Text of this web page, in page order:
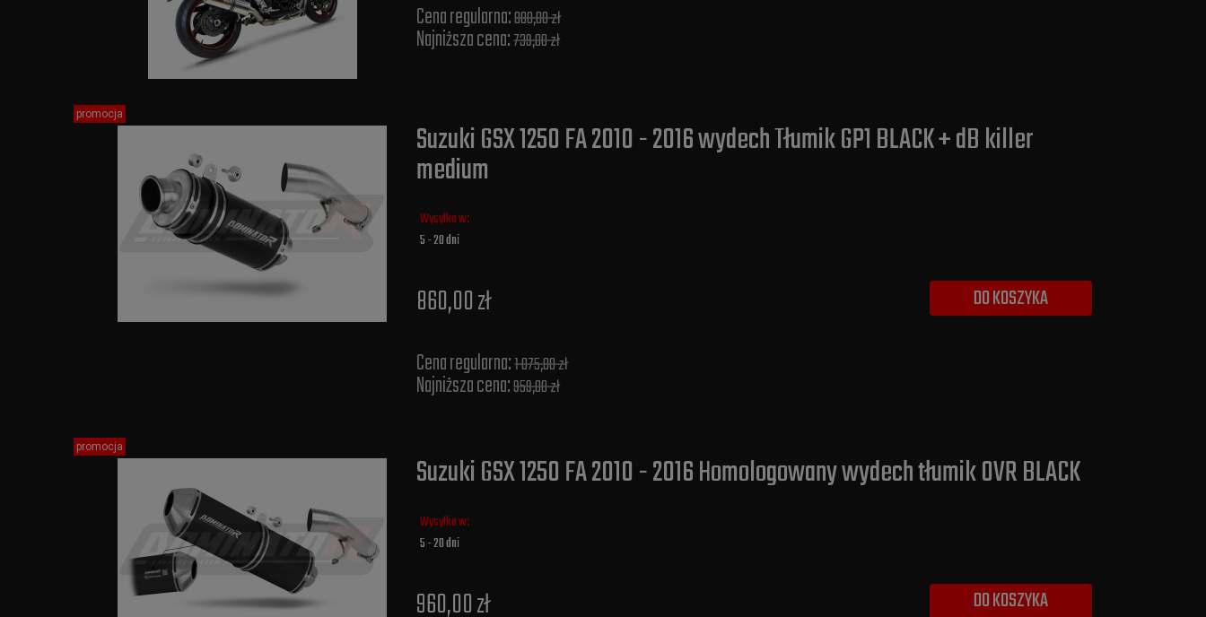
Cena regularna:880,00 zł
Najniższa cena:739,00 zł
Suzuki GSX 1250 FA 2010 - 2016 wydech Tłumik GP1 BLACK + dB killer
medium
Wysyłka w:
5 - 20 dni
860,00 zł
Cena regularna:1 075,00 zł
Najniższa cena:959,00 zł
DO KOSZYKA
promocja
Suzuki GSX 1250 FA 2010 - 2016 Homologowany wydech tłumik OVR BLACK
Wysyłka w:
5 - 20 dni
960,00 zł DO KOSZYKA
promocja